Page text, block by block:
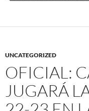
UNCATEGORIZED
OFICIAL:
JUGARÁ